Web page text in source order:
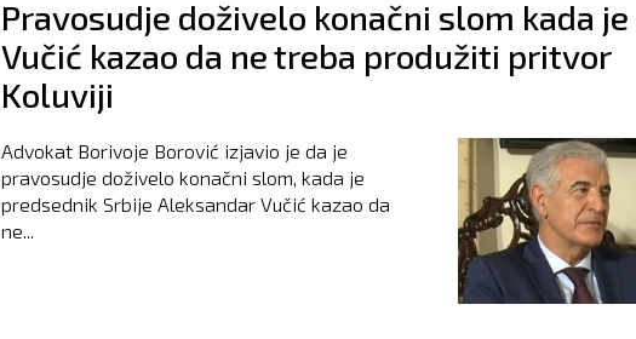
Pravosudje doživelo konačni slom kada je
Vučić kazao da ne treba produžiti pritvor
Koluviji
Advokat Borivoje Borović izjavio je da je
pravosudje doživelo konačni slom, kada je
predsednik Srbije Aleksandar Vučić kazao da
ne...